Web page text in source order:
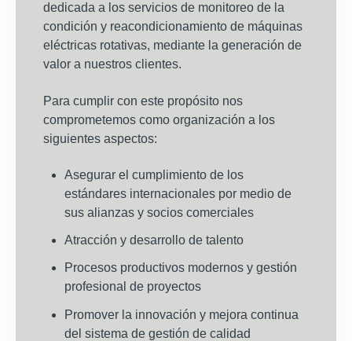
dedicada a los servicios de monitoreo de la
condición y reacondicionamiento de máquinas
eléctricas rotativas, mediante la generación de
valor a nuestros clientes.
Para cumplir con este propósito nos
comprometemos como organización a los
siguientes aspectos:
Asegurar el cumplimiento de los
estándares internacionales por medio de
sus alianzas y socios comerciales
Atracción y desarrollo de talento
Procesos productivos modernos y gestión
profesional de proyectos
Promover la innovación y mejora continua
del sistema de gestión de calidad